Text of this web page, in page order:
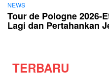
NEWS
Tour de Pologne 2026-
Lagi dan Pertahankan
TERBARU